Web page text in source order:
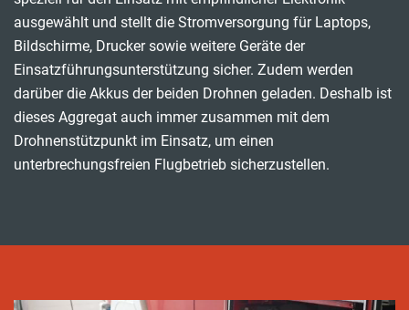
ausgewählt und stellt die Stromversorgung für Laptops,
Bildschirme, Drucker sowie weitere Geräte der
Einsatzführungsunterstützung sicher. Zudem werden
darüber die Akkus der beiden Drohnen geladen. Deshalb ist
dieses Aggregat auch immer zusammen mit dem
Drohnenstützpunkt im Einsatz, um einen
unterbrechungsfreien Flugbetrieb sicherzustellen.